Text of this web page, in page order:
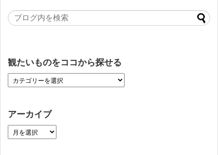
観たいものをココから探せる
アーカイブ